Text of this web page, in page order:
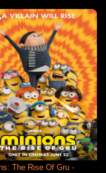
The Rise Of Gru -